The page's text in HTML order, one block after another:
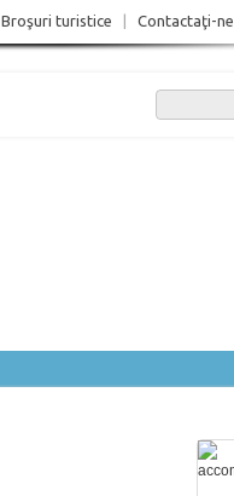
Broşuri turistice Contactaţi-ne